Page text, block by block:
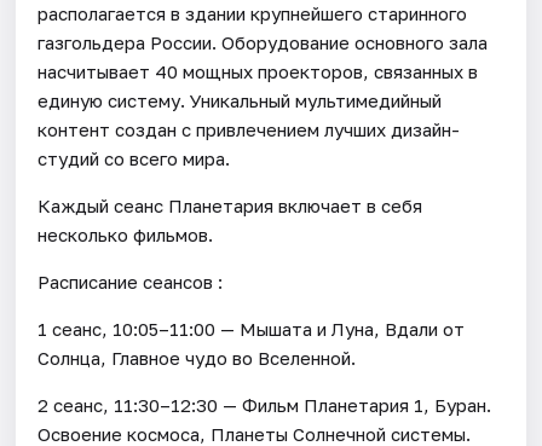
располагается в здании крупнейшего старинного
газгольдера России. Оборудование основного зала
насчитывает 40 мощных проекторов, связанных в
единую систему. Уникальный мультимедийный
контент создан с привлечением лучших дизайн-
студий со всего мира.
Каждый сеанс Планетария включает в себя
несколько фильмов.
Расписание сеансов :
1 сеанс, 10:05–11:00 — Мышата и Луна, Вдали от
Солнца, Главное чудо во Вселенной.
2 сеанс, 11:30–12:30 — Фильм Планетария 1, Буран.
Освоение космоса, Планеты Солнечной системы.